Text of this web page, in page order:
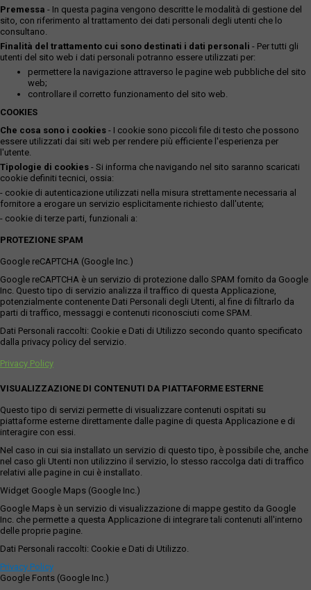
Premessa - In questa pagina vengono descritte le modalità di gestione del
sito, con riferimento al trattamento dei dati personali degli utenti che lo
consultano.
Finalità del trattamento cui sono destinati i dati personali - Per tutti gli
utenti del sito web i dati personali potranno essere utilizzati per:
permettere la navigazione attraverso le pagine web pubbliche del sito
web;
controllare il corretto funzionamento del sito web.
COOKIES
Che cosa sono i cookies - I cookie sono piccoli file di testo che possono
essere utilizzati dai siti web per rendere più efficiente l'esperienza per
l'utente.
Tipologie di cookies - Si informa che navigando nel sito saranno scaricati
cookie definiti tecnici, ossia:
- cookie di autenticazione utilizzati nella misura strettamente necessaria al
fornitore a erogare un servizio esplicitamente richiesto dall'utente;
- cookie di terze parti, funzionali a:
PROTEZIONE SPAM
Google reCAPTCHA (Google Inc.)
Google reCAPTCHA è un servizio di protezione dallo SPAM fornito da Google
Inc. Questo tipo di servizio analizza il traffico di questa Applicazione,
potenzialmente contenente Dati Personali degli Utenti, al fine di filtrarlo da
parti di traffico, messaggi e contenuti riconosciuti come SPAM.
Dati Personali raccolti: Cookie e Dati di Utilizzo secondo quanto specificato
dalla privacy policy del servizio.
Privacy Policy
VISUALIZZAZIONE DI CONTENUTI DA PIATTAFORME ESTERNE
Questo tipo di servizi permette di visualizzare contenuti ospitati su
piattaforme esterne direttamente dalle pagine di questa Applicazione e di
interagire con essi.
Nel caso in cui sia installato un servizio di questo tipo, è possibile che, anche
nel caso gli Utenti non utilizzino il servizio, lo stesso raccolga dati di traffico
relativi alle pagine in cui è installato.
Widget Google Maps (Google Inc.)
Google Maps è un servizio di visualizzazione di mappe gestito da Google
Inc. che permette a questa Applicazione di integrare tali contenuti all'interno
delle proprie pagine.
Dati Personali raccolti: Cookie e Dati di Utilizzo.
Privacy Policy
Google Fonts (Google Inc.)